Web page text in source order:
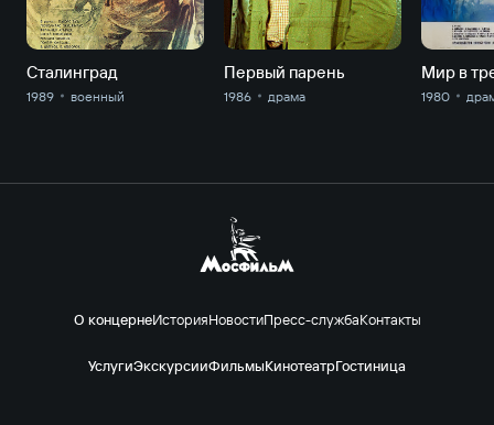
Сталинград
1989 военный
Первый парень
1986 драма 1980
О концернеИсторияНовостиПресс-службаКонтакты
УслугиЭкскурсииФильмыКинотеатрГостиница